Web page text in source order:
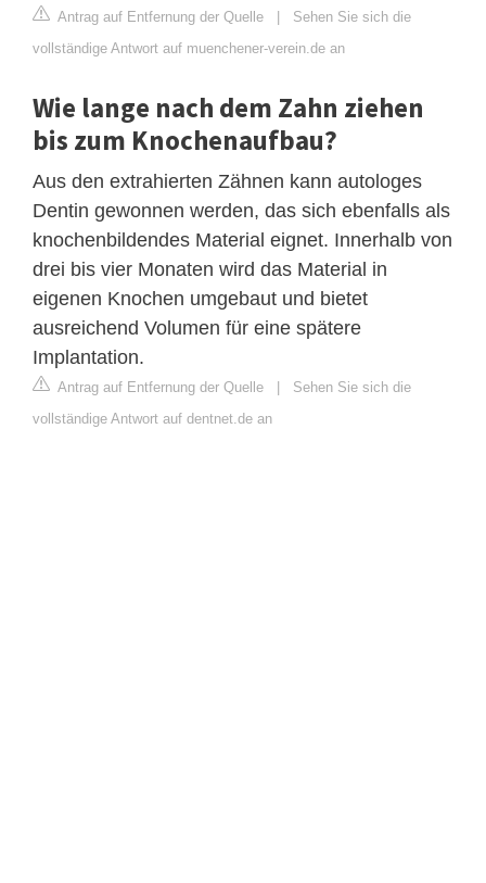
Antrag auf Entfernung der Quelle
Sehen Sie sich die
vollständige Antwort auf muenchener-verein.de an
Wie lange nach dem Zahn ziehen
bis zum Knochenaufbau?
Aus den extrahierten Zähnen kann autologes
Dentin gewonnen werden, das sich ebenfalls als
knochenbildendes Material eignet. Innerhalb von
drei bis vier Monaten wird das Material in
eigenen Knochen umgebaut und bietet
ausreichend Volumen für eine spätere
Implantation.
Antrag auf Entfernung der Quelle
Sehen Sie sich die
vollständige Antwort auf dentnet.de an